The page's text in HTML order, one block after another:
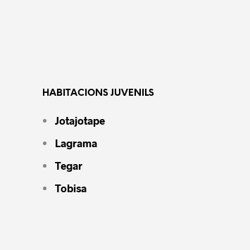
HABITACIONS JUVENILS
Jotajotape
Lagrama
Tegar
Tobisa